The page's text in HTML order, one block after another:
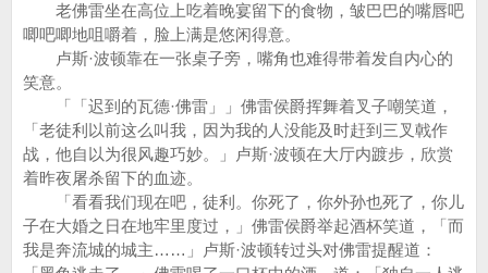
老佛雷坐在高位上吃着晚宴留下的食物，皱巴巴的嘴唇吧
唧吧唧地咀嚼着，脸上满是悠闲得意。
卢斯·波顿靠在一张桌子旁，嘴角也难得带着发自内心的
笑意。
「「迟到的瓦德·佛雷」」佛雷侯爵挥舞着叉子嘲笑道，
「老徒利以前这么叫我，因为我的人没能及时赶到三叉戟作
战，他自以为很风趣巧妙。」卢斯·波顿在大厅内踱步，欣赏
着昨夜屠杀留下的血迹。
「看看我们现在吧，徒利。你死了，你外孙也死了，你儿
子在大婚之日在地牢里度过，」佛雷侯爵举起酒杯笑道，「而
我是奔流城的城主……」卢斯·波顿转过头对佛雷提醒道：